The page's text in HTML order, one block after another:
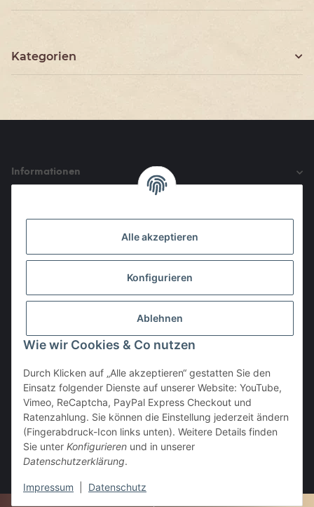
Kategorien
Informationen
Vertrag widerrufen
Alle akzeptieren
Konfigurieren
Ablehnen
Wie wir Cookies & Co nutzen
Durch Klicken auf „Alle akzeptieren“ gestatten Sie den
Einsatz folgender Dienste auf unserer Website: YouTube,
Vimeo, ReCaptcha, PayPal Express Checkout und
Ratenzahlung. Sie können die Einstellung jederzeit ändern
(Fingerabdruck-Icon links unten). Weitere Details finden
Sie unter Konfigurieren und in unserer
Datenschutzerklärung.
Impressum Datenschutz